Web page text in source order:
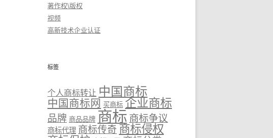
著作权\版权
视频
高新技术企业认证
标签
个人商标转让 中国商标
中国商标网 买商标 企业商标
品牌 商品品牌 商标 商标争议
商标代理 商标传奇 商标侵权